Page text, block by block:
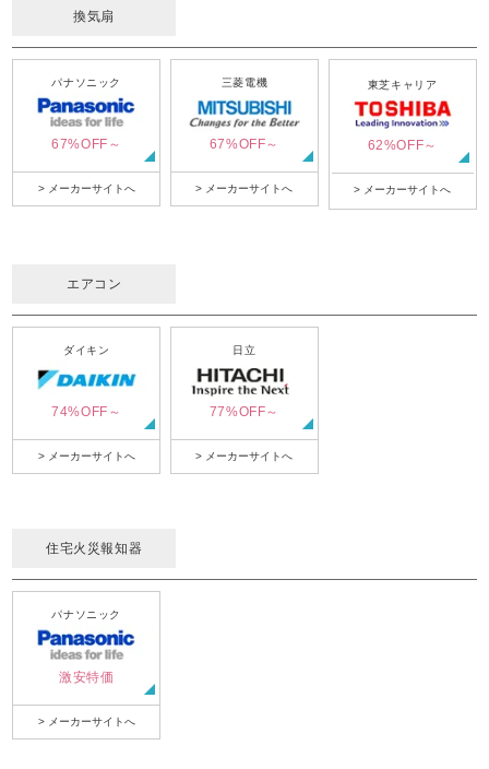
換気扇
パナソニック
67%OFF～
> メーカーサイトへ
三菱電機
67%OFF～
> メーカーサイトへ
東芝キャリア
62%OFF～
> メーカーサイトへ
エアコン
ダイキン
74%OFF～
> メーカーサイトへ
日立
77%OFF～
> メーカーサイトへ
住宅火災報知器
パナソニック
激安特価
> メーカーサイトへ